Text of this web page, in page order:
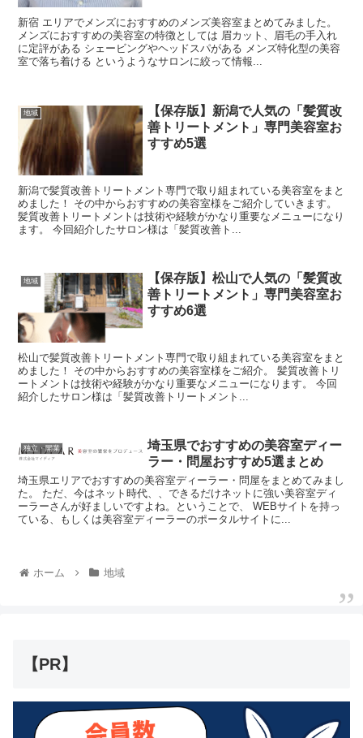
新宿 エリアでメンズにおすすめのメンズ美容室まとめてみました。
メンズにおすすめの美容室の特徴としては 眉カット、眉毛の手入れ
に定評がある シェービングやヘッドスパがある メンズ特化型の美容
室で落ち着ける というようなサロンに絞って情報...
地域
【保存版】新潟で人気の「髪質改
善トリートメント」専門美容室お
すすめ5選
新潟で髪質改善トリートメント専門で取り組まれている美容室をまと
めました！ その中からおすすめの美容室様をご紹介していきます。
髪質改善トリートメントは技術や経験がかなり重要なメニューになり
ます。 今回紹介したサロン様は「髪質改善ト...
地域
【保存版】松山で人気の「髪質改
善トリートメント」専門美容室お
すすめ6選
松山で髪質改善トリートメント専門で取り組まれている美容室をまと
めました！ その中からおすすめの美容室様をご紹介。 髪質改善トリ
ートメントは技術や経験がかなり重要なメニューになります。 今回
紹介したサロン様は「髪質改善トリートメント...
独立・開業
埼玉県でおすすめの美容室ディー
ラー・問屋おすすめ5選まとめ
埼玉県エリアでおすすめの美容室ディーラー・問屋をまとめてみまし
た。 ただ、今はネット時代、、できるだけネットに強い美容室ディ
ーラーさんが好ましいですよね。ということで、 WEBサイトを持っ
ている、もしくは美容室ディーラーのポータルサイトに...
ホーム 地域
【PR】